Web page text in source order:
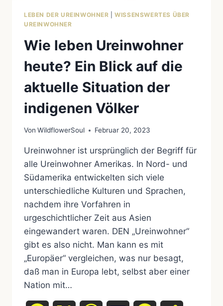
LEBEN DER UREINWOHNER |WISSENSWERTES ÜBER
UREINWOHNER
Wie leben Ureinwohner
heute? Ein Blick auf die
aktuelle Situation der
indigenen Völker
Von WildflowerSoul Februar 20, 2023
Ureinwohner ist ursprünglich der Begriff für
alle Ureinwohner Amerikas. In Nord- und
Südamerika entwickelten sich viele
unterschiedliche Kulturen und Sprachen,
nachdem ihre Vorfahren in
urgeschichtlicher Zeit aus Asien
eingewandert waren. DEN „Ureinwohner“
gibt es also nicht. Man kann es mit
„Europäer“ vergleichen, was nur besagt,
daß man in Europa lebt, selbst aber einer
Nation mit…